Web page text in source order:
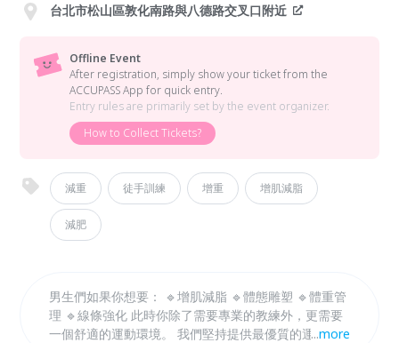
台北市松山區敦化南路與八德路交叉口附近
Offline Event
After registration, simply show your ticket from the
ACCUPASS App for quick entry.
Entry rules are primarily set by the event organizer.
How to Collect Tickets?
減重 徒手訓練 增重 增肌減脂
減肥
男生們如果你想要： 🔹增肌減脂 🔹體態雕塑 🔹體重管
理 🔹線條強化 此時你除了需要專業的教練外，更需要
一個舒適的運動環境。 我們堅持提供最優質的運動環
...more